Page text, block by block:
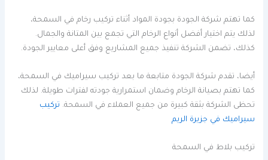
كما تهتم شركة الجودة بجودة المواد أثناء تركيب رخام في السمحة،
لذلك يتم اختيار أفضل أنواع الرخام التي تجمع بين المتانة والجمال.
كذلك، تضمن الشركة تنفيذ جميع المشاريع وفق أعلى معايير الجودة.
أيضا، تقدم شركة الجودة متابعة ما بعد تركيب سيراميك في السمحة،
كما تهتم بصيانة الرخام وضمان استمرارية جودته لفترات طويلة. لذلك
تحظى الشركة بثقة كبيرة من جميع العملاء في السمحة. تركيب
سيراميك في جزيرة الريم
تركيب بلاط في السمحة